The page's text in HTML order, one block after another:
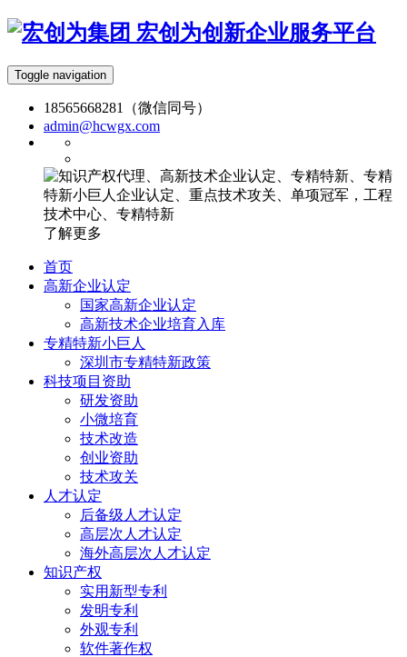
宏创为创新企业服务平台
Toggle navigation
18565668281（微信同号）
admin@hcwgx.com
了解更多
首页
高新企业认定
国家高新企业认定
高新技术企业培育入库
专精特新小巨人
深圳市专精特新政策
科技项目资助
研发资助
小微培育
技术改造
创业资助
技术攻关
人才认定
后备级人才认定
高层次人才认定
海外高层次人才认定
知识产权
实用新型专利
发明专利
外观专利
软件著作权